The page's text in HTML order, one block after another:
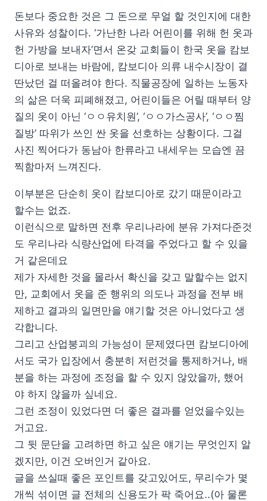
돈보다 중요한 것은 그 돈으로 무얼 할 것인지에 대한
사유와 성찰이다. ‘가난한 나라 어린이를 위해 헌 옷과
헌 가방을 보내자’면서 온갖 교회들이 한국 옷을 캄보
디아로 보내는 바람에, 캄보디아 의류 내수시장이 결
딴났던 걸 떠올려야 한다. 직물공장에 일하는 노동자
의 삶은 더욱 피폐해졌고, 어린이들은 어릴 때부터 양
질의 옷이 아닌 ‘ㅇㅇ유치원’, ‘ㅇㅇ가스공사’, ‘ㅇㅇ찜
질방’ 따위가 쓰인 싼 옷을 선호하는 상황이다. 그걸
사진 찍어다가 동남아 한류라고 내세우는 모습엔 끔
찍함마저 느껴진다.
이부분은 단순히 옷이 캄보디아로 갔기 때문이라고
할수는 없죠.
이런식으로 말하면 전후 우리나라에 분유 가져다준것
도 우리나라 식량산업에 타격을 주었다고 할 수 있을
거 같은데요
제가 자세한 것을 몰라서 확신을 갖고 말할수는 없지
만, 교회에서 옷을 준 행위의 의도나 과정을 전부 배
제하고 결과의 일면만을 얘기할 것은 아니었다고 생
각합니다.
그리고 산업붕괴의 가능성이 문제였다면 캄보디아에
서도 국가 입장에서 충분히 저런것을 통제하거나, 배
분을 하는 과정에 조정을 할 수 있지 않았을까, 했어
야 하지 않을까 싶네요.
그런 조정이 있었다면 더 좋은 결과를 얻었을수있는
거고요.
그 뒷 문단을 고려하면 하고 싶은 얘기는 무엇인지 알
겠지만, 이건 오버인거 같아요.
글을 쓰실때 좋은 포인트를 갖고있어도, 무리수가 몇
개씩 섞이면 글 전체의 신용도가 팍 죽어요..(아 물론